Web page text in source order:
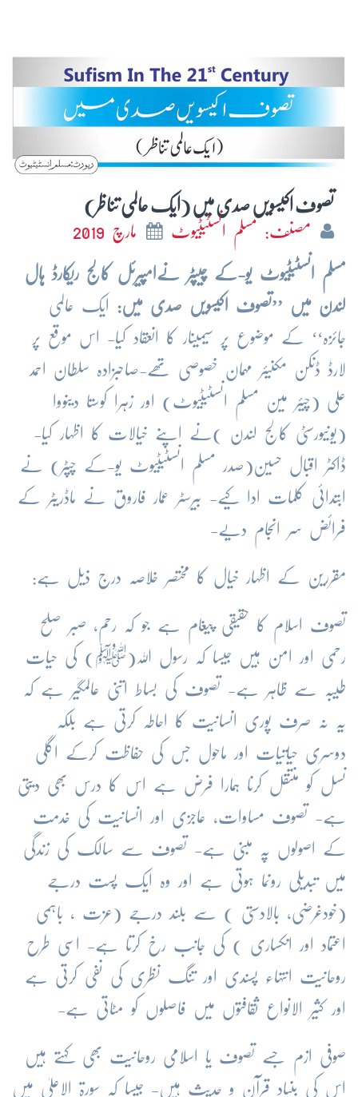
تصوف اکیسویں صدی میں (ایک عالمی تناظر)
مصنف: مسلم انسٹیٹیوٹ مارچ 2019
مسلم انسٹیٹیوٹ یو-کے چیپٹر نےامپیرئل کالج ریکارڈ ہال
لندن میں ’’تصوف اکیسویں صدی میں: ایک عالمی
جائزہ‘‘ کے موضوع پر سیمینار کا انعقاد کیا- اس موقع پر
لارڈ ڈنکن مکنیئر مہمان خصوصی تھے-صاحبزادہ سلطان احمد
علی (چیئر مین مسلم انسٹیٹیوٹ) اور زہرا کوستا دینووا
(یونیورسٹی کالج لندن )نے اپنے خیالات کا اظہار کیا-
ڈاکٹر اقبال حسین(صدر مسلم انسٹیٹیوٹ یو-کے چپٹر) نے
ابتدائی کلمات ادا کیے- بیرسٹر عمار فاروق نے ماڈریٹر کے
فرائض سر انجام دیے-
مقررین کے اظہار خیال کا مختصر خلاصہ درج ذیل ہے:
تصوف اسلام کا حقیقی پیغام ہے جو کہ رحم، صبر صلح
رحمی اور امن ہیں جیسا کہ رسول اللہ(ﷺ) کی حیات
طیبہ سے ظاہر ہے- تصوف کی بساط اتنی عالمگیر ہے کہ
یہ نہ صرف پوری انسانیت کا احاطہ کرتی ہے بلکہ
دوسری حیاتیات اور ماحول جس کی حفاظت کرکے اگلی
نسل کو منتقل کرنا ہمارا فرض ہے اس کا درس بھی دیتی
ہے- تصوف مساوات، عاجزی اور انسانیت کی خدمت
کے اصولوں پہ مبنی ہے- تصوف سے سالک کی زندگی
میں تبدیلی رونما ہوتی ہے اور وہ ایک پست درجے
(خودغرضی، بالادستی ) سے بلند درجے (عزت ، باہمی
اعتماد اور انکساری ) کی جانب رخ کرتا ہے- اسی طرح
روحانیت انتہاء پسندی اور تنگ نظری کی نفی کرتی ہے
اور کثیر الانواع ثقافتوں میں فاصلوں کو مٹاتی ہے-
صوفی ازم جسے تصوف یا اسلامی روحانیت بھی کہتے ہیں
اس کی بنیاد قرآن و حدیث ہیں- جیسا کہ سورۃ الاعلیٰ میں